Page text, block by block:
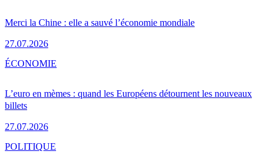
Merci la Chine : elle a sauvé l’économie mondiale
27.07.2026
L’euro en mèmes : quand les Européens détournent les nouveaux
billets
27.07.2026
ÉCONOMIE
POLITIQUE